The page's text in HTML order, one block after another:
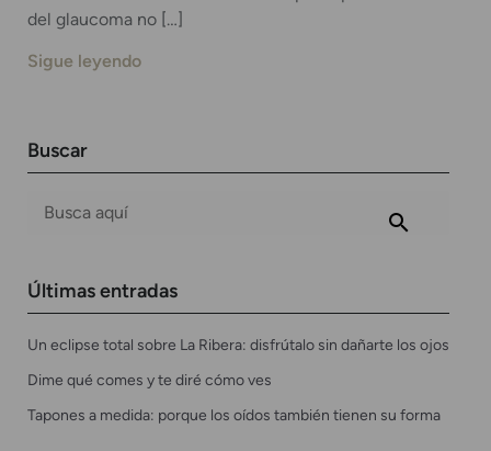
del glaucoma no […]
Sigue leyendo
Buscar
Últimas entradas
Un eclipse total sobre La Ribera: disfrútalo sin dañarte los ojos
Dime qué comes y te diré cómo ves
Tapones a medida: porque los oídos también tienen su forma